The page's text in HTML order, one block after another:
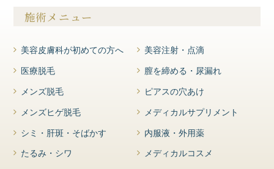
施術メニュー
美容皮膚科が初めての方へ
医療脱毛
メンズ脱毛
メンズヒゲ脱毛
シミ・肝斑・そばかす
たるみ・シワ
美容注射・点滴
膣を締める・尿漏れ
ピアスの穴あけ
メディカルサプリメント
内服液・外用薬
メディカルコスメ
カウンセリング WEB予約